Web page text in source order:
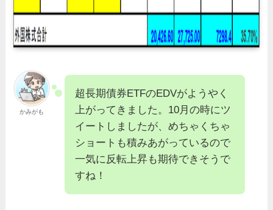
かみがも
超長期債券ETFのEDVがようやく
上がってきました。10月の時にツ
イートしましたが、めちゃくちゃ
ショートも積みあがっているので
一気に反転上昇も期待できそうで
すね！